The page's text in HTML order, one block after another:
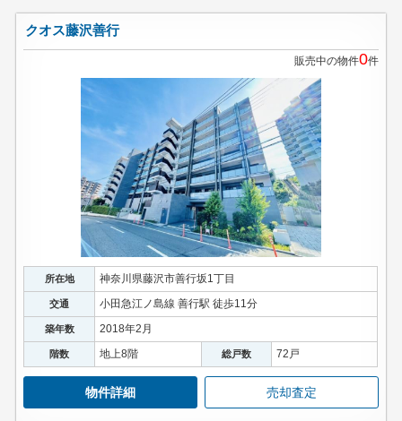
クオス藤沢善行
販売中の物件0件
所在地 神奈川県藤沢市善行坂1丁目
交通 小田急江ノ島線 善行駅 徒歩11分
築年数 2018年2月
階数 地上8階 総戸数 72戸
物件詳細 売却査定